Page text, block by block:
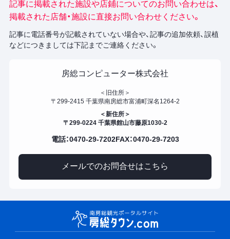
記事に掲載された施設や店鋪についてのお問い合わせは、
掲載された店舗・施設に直接お問い合わせください。
記事に電話番号が記載されていない場合や、記事の追加依頼、誤植
などにつきましては下記までご連絡ください。
房総コンピューター株式会社
＜旧住所＞
〒299-2415 千葉県南房総市富浦町深名1264-2
＜新住所＞
〒299-0224 千葉県館山市藤原1030-2
電話：0470-29-7202FAX：0470-29-7203
メールでのお問合せはこちら